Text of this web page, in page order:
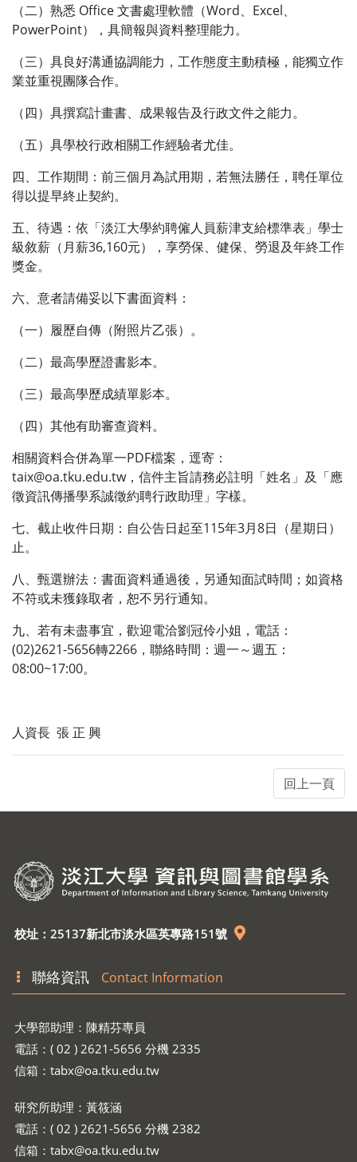
（二）熟悉 Office 文書處理軟體（Word、Excel、
PowerPoint），具簡報與資料整理能力。
（三）具良好溝通協調能力，工作態度主動積極，能獨立作
業並重視團隊合作。
（四）具撰寫計畫書、成果報告及行政文件之能力。
（五）具學校行政相關工作經驗者尤佳。
四、工作期間：前三個月為試用期，若無法勝任，聘任單位
得以提早終止契約。
五、待遇：依「淡江大學約聘僱人員薪津支給標準表」學士
級敘薪（月薪36,160元），享勞保、健保、勞退及年終工作
獎金。
六、意者請備妥以下書面資料：
（一）履歷自傳（附照片乙張）。
（二）最高學歷證書影本。
（三）最高學歷成績單影本。
（四）其他有助審查資料。
相關資料合併為單一PDF檔案，逕寄：
taix@oa.tku.edu.tw，信件主旨請務必註明「姓名」及「應
徵資訊傳播學系誠徵約聘行政助理」字樣。
七、截止收件日期：自公告日起至115年3月8日（星期日）
止。
八、甄選辦法：書面資料通過後，另通知面試時間；如資格
不符或未獲錄取者，恕不另行通知。
九、若有未盡事宜，歡迎電洽劉冠伶小姐，電話：
(02)2621-5656轉2266，聯絡時間：週一～週五：
08:00~17:00。
人資長 張 正 興
校址：25137新北市淡水區英專路151號
聯絡資訊 Contact Information
大學部助理：陳精芬專員
電話：( 02 ) 2621-5656 分機 2335
信箱： tabx@oa.tku.edu.tw
研究所助理：黃筱涵
電話：( 02 ) 2621-5656 分機 2382
信箱： tabx@oa.tku.edu.tw